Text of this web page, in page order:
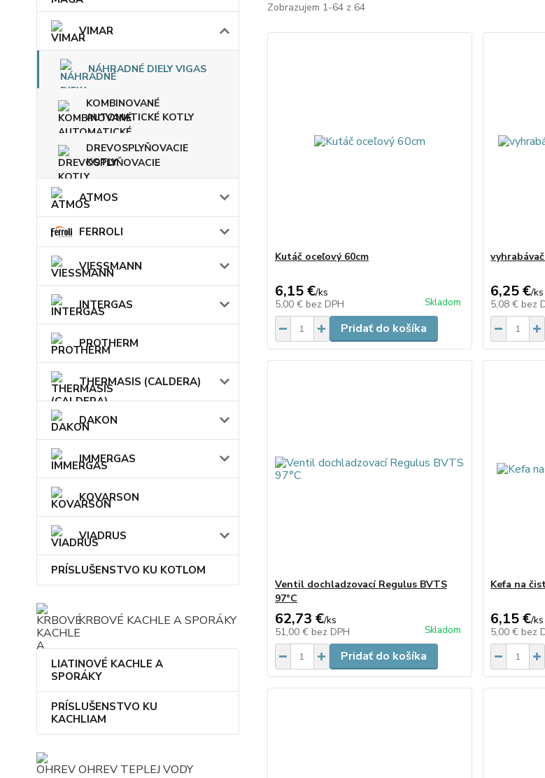
VIMAR
NÁHRADNÉ DIELY VIGAS
KOMBINOVANÉ
AUTOMATICKÉ KOTLY
DREVOSPLYŇOVACIE
KOTLY
ATMOS
FERROLI
VIESSMANN
INTERGAS
PROTHERM
THERMASIS (CALDERA)
DAKON
IMMERGAS
KOVARSON
VIADRUS
PRÍSLUŠENSTVO KU KOTLOM
KRBOVÉ KACHLE A SPORÁKY
LIATINOVÉ KACHLE A
SPORÁKY
PRÍSLUŠENSTVO KU
KACHLIAM
OHREV TEPLEJ VODY
Zobrazujem 1-64 z 64
Kutáč oceľový 60cm
6,15 €/ks
5,00 € bez DPH Skladom
Pridať do košíka
6,25 €/ks
5,08 € bez
Ventil dochladzovací Regulus BVTS
97°C
62,73 €/ks
51,00 € bez DPH Skladom
Pridať do košíka
Kefa na
6,15 €/ks
5,00 € bez